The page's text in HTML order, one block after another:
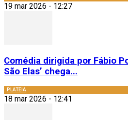
19 mar 2026 - 12:27
Comédia dirigida por Fábio
São Elas’ chega...
PLATEIA
18 mar 2026 - 12:41